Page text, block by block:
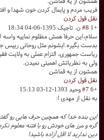
فریب مردم و پایمال کردن خون شهدا و
نقل قول کردن
+1
#8 ن. تاجیک 1395-06-04 18:34
سلام،این حرفا همش مظلوم نماییه واسه
بدست بگیره.ایشونم مثل روحانی رییس
ریاست جمهوری، التزام عملی به ولایت
ولی به نظریاتش اهمیتی نمیدن.
همشون از یه قماشن
نقل قول کردن
+6
#7وحید 1393-12-03 15:13
به نقل از مهدی ا:
این بنده خدا که همچین حرف هایی رو
گره و مرز های خودش رو با فتنه معلوم
دین ندارید لا اقل آزاده باشید!